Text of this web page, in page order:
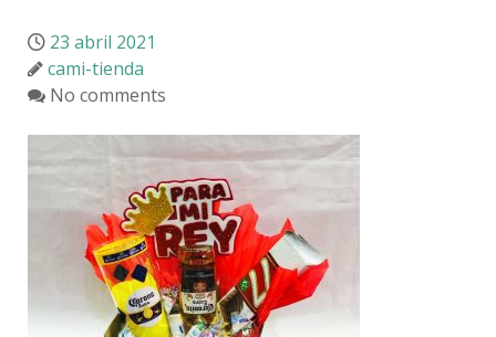
23 abril 2021
cami-tienda
No comments